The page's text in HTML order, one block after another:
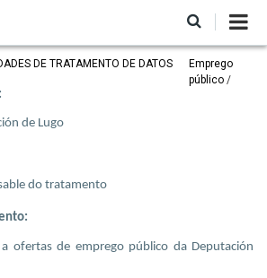
DE TRATAMENTO DE DATOS
Emprego
público
de Lugo
do tratamento
ofertas de emprego público da Deputación